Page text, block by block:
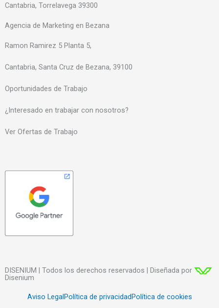
Cantabria, Torrelavega 39300
Agencia de Marketing en Bezana
Ramon Ramirez 5 Planta 5,
Cantabria, Santa Cruz de Bezana, 39100
Oportunidades de Trabajo
¿Interesado en trabajar con nosotros?
Ver Ofertas de Trabajo
DISENIUM | Todos los derechos reservados | Diseñada por
Disenium
Aviso LegalPolítica de privacidadPolítica de cookies